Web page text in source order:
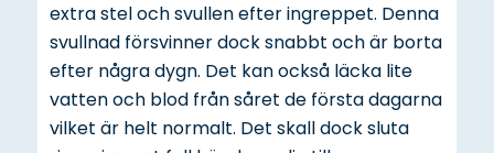
extra stel och svullen efter ingreppet. Denna
svullnad försvinner dock snabbt och är borta
efter några dygn. Det kan också läcka lite
vatten och blod från såret de första dagarna
vilket är helt normalt. Det skall dock sluta